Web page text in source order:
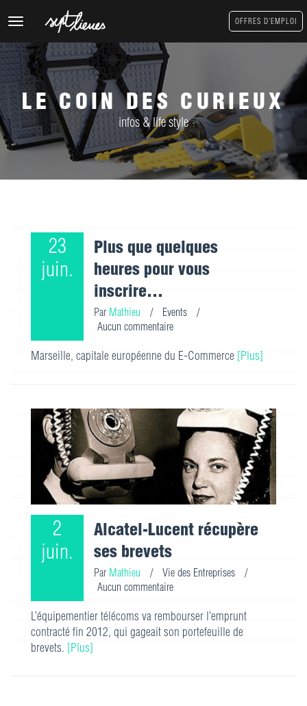
Toggle
OFFRES D'EMPLOI
LE COIN DES CURIEUX
infos & life style
23
juin.
Plus que quelques
heures pour vous
inscrire...
Par Mathieu / Events
/
Aucun commentaire
Marseille, capitale européenne du E-Commerce [Plus]
2
juin.
Alcatel-Lucent récupère
ses brevets
Par Mathieu / Vie des Entreprises
/
Aucun commentaire
L’équipementier télécoms va rembourser l’emprunt
contracté fin 2012, qui gageait son portefeuille de
brevets. [Plus]